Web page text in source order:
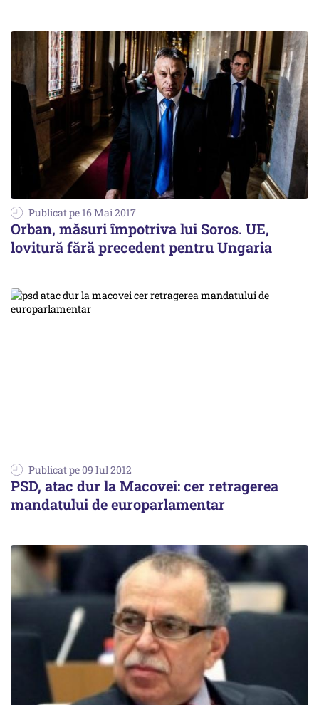
Publicat pe 16 Mai 2017
Orban, măsuri împotriva lui Soros. UE,
lovitură fără precedent pentru Ungaria
Publicat pe 09 Iul 2012
PSD, atac dur la Macovei: cer retragerea
mandatului de europarlamentar